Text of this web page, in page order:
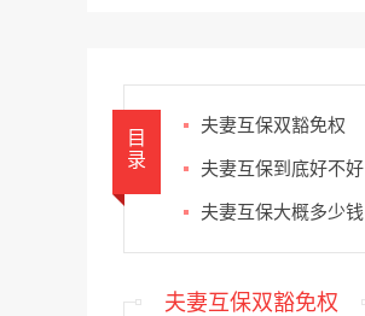
目
录
夫妻互保双豁免权
夫妻互保到底好不好
夫妻互保大概多少钱
夫妻互保双豁免权